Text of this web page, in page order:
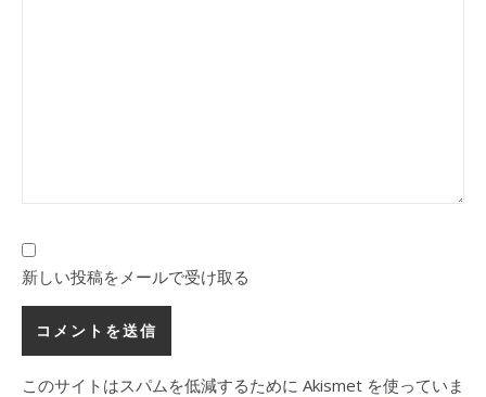
新しい投稿をメールで受け取る
このサイトはスパムを低減するために Akismet を使っていま